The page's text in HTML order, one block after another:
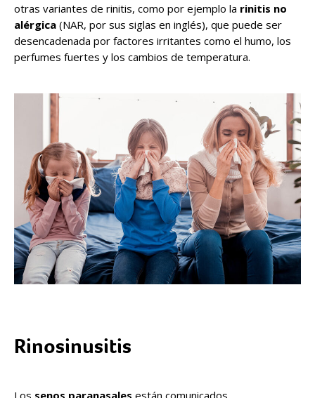
otras variantes de rinitis, como por ejemplo la rinitis no
alérgica (NAR, por sus siglas en inglés), que puede ser
desencadenada por factores irritantes como el humo, los
perfumes fuertes y los cambios de temperatura.
Rinosinusitis
Los senos paranasales están comunicados